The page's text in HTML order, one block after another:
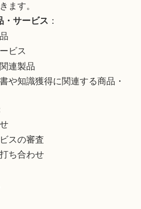
ます。
・サービス ：
ビス
連製品
や知識獲得に関連する商品・
スの審査
ち合わせ